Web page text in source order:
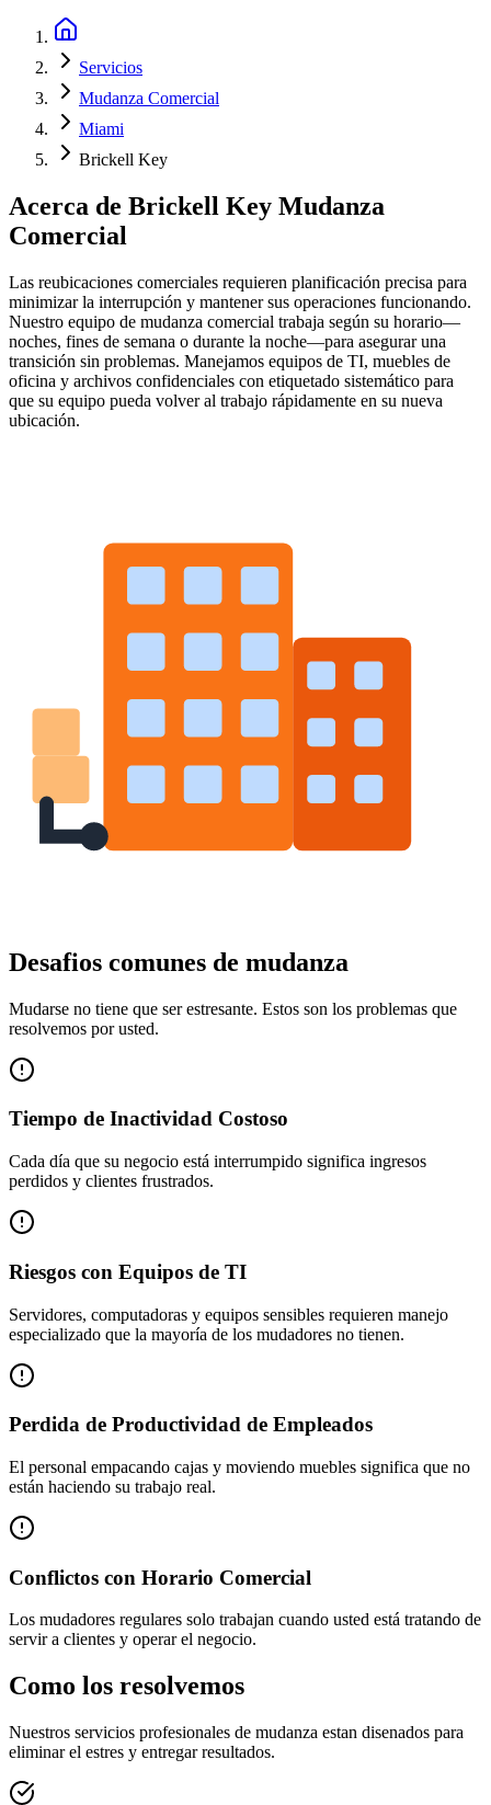
Servicios
Mudanza Comercial
Miami
Brickell Key
Acerca de Brickell Key Mudanza
Comercial
Las reubicaciones comerciales requieren planificación precisa para
minimizar la interrupción y mantener sus operaciones funcionando.
Nuestro equipo de mudanza comercial trabaja según su horario—
noches, fines de semana o durante la noche—para asegurar una
transición sin problemas. Manejamos equipos de TI, muebles de
oficina y archivos confidenciales con etiquetado sistemático para
que su equipo pueda volver al trabajo rápidamente en su nueva
ubicación.
Desafios comunes de mudanza
Mudarse no tiene que ser estresante. Estos son los problemas que
resolvemos por usted.
Tiempo de Inactividad Costoso
Cada día que su negocio está interrumpido significa ingresos
perdidos y clientes frustrados.
Riesgos con Equipos de TI
Servidores, computadoras y equipos sensibles requieren manejo
especializado que la mayoría de los mudadores no tienen.
Perdida de Productividad de Empleados
El personal empacando cajas y moviendo muebles significa que no
están haciendo su trabajo real.
Conflictos con Horario Comercial
Los mudadores regulares solo trabajan cuando usted está tratando de
servir a clientes y operar el negocio.
Como los resolvemos
Nuestros servicios profesionales de mudanza estan disenados para
eliminar el estres y entregar resultados.